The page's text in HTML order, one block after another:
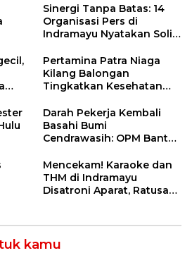
55 Tol Binjai–Langsa
Sinergi Tanpa Batas: 14
Organisasi Pers di
Indramayu Nyatakan Solid
Pertamina Patra Niaga
Kilang Balongan
Tingkatkan Kesehatan
Pemeriksaan Kesehatan
Rutin dan Edukasi
Perawatan Gigi
&
Darah Pekerja Kembali
Basahi Bumi
Cendrawasih: OPM Bantai
di Tolikara!
Mencekam! Karaoke dan
THM di Indramayu
Disatroni Aparat, Ratusan
kamu